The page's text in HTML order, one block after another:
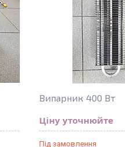
Випарник 400 Вт
Ціну уточнюйте
Під замовлення